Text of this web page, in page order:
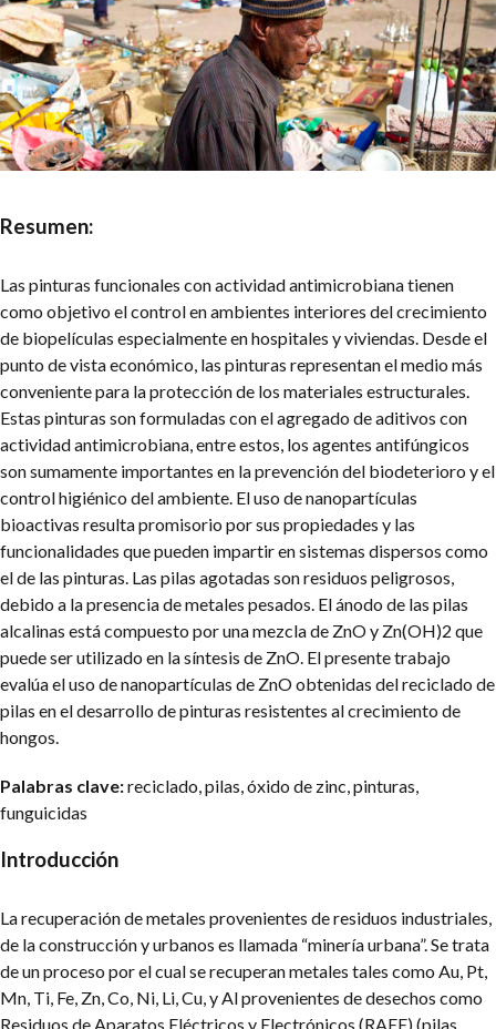
Resumen:
Las pinturas funcionales con actividad antimicrobiana tienen
como objetivo el control en ambientes interiores del crecimiento
de biopelículas especialmente en hospitales y viviendas. Desde el
punto de vista económico, las pinturas representan el medio más
conveniente para la protección de los materiales estructurales.
Estas pinturas son formuladas con el agregado de aditivos con
actividad antimicrobiana, entre estos, los agentes antifúngicos
son sumamente importantes en la prevención del biodeterioro y el
control higiénico del ambiente. El uso de nanopartículas
bioactivas resulta promisorio por sus propiedades y las
funcionalidades que pueden impartir en sistemas dispersos como
el de las pinturas. Las pilas agotadas son residuos peligrosos,
debido a la presencia de metales pesados. El ánodo de las pilas
alcalinas está compuesto por una mezcla de ZnO y Zn(OH)2 que
puede ser utilizado en la síntesis de ZnO. El presente trabajo
evalúa el uso de nanopartículas de ZnO obtenidas del reciclado de
pilas en el desarrollo de pinturas resistentes al crecimiento de
hongos.
Palabras clave:reciclado, pilas, óxido de zinc, pinturas,
funguicidas
Introducción
La recuperación de metales provenientes de residuos industriales,
de la construcción y urbanos es llamada “minería urbana”. Se trata
de un proceso por el cual se recuperan metales tales como Au, Pt,
Mn, Ti, Fe, Zn, Co, Ni, Li, Cu, y Al provenientes de desechos como
Residuos de Aparatos Eléctricos y Electrónicos (RAEE) (pilas